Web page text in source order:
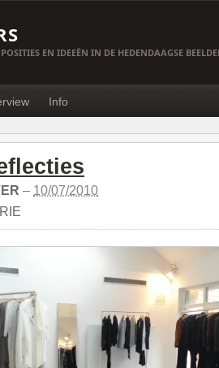
EN IDEEËN IN DE HEDENDAAGSE
Info
– 10/07/2010